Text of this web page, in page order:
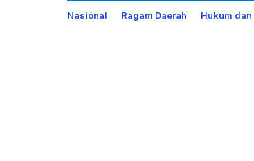
Nasional Ragam Daerah Hukum